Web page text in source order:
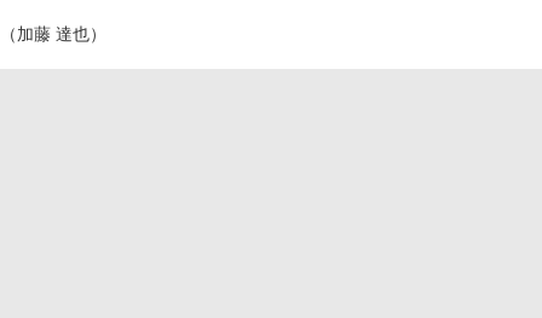
（加藤 達也）